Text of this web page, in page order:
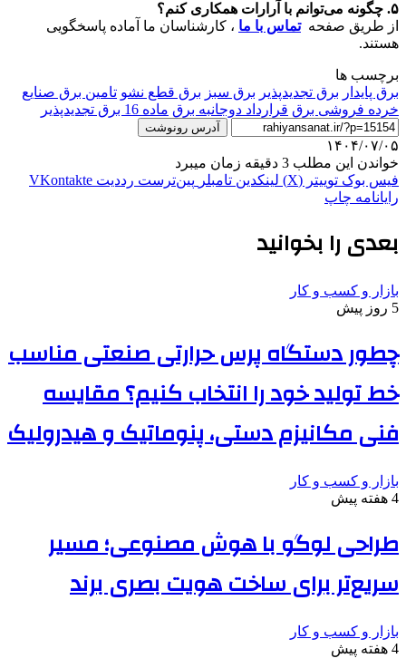
۵. چگونه می‌توانم با آرارات همکاری کنم؟
از طریق صفحه تماس با ما ، کارشناسان ما آماده پاسخگویی
هستند.
برچسب ها
برق پایدار برق تجدیدپذیر برق سبز برق قطع نشو تامین برق صنایع
خرده فروشی برق قرارداد دوجانبه برق ماده 16 برق تجدیدپذیر
آدرس رونوشت
۱۴۰۴/۰۷/۰۵
خواندن این مطلب 3 دقیقه زمان میبرد
فیس بوک توییتر (X) لینکدین ‫تامبلر ‫پین‌ترست ‫رددیت ‫VKontakte
رایانامه چاپ
بعدی را بخوانید
بازار و کسب و کار
5 روز پیش
چطور دستگاه پرس حرارتی صنعتی مناسب
خط تولید خود را انتخاب کنیم؟ مقایسه
فنی مکانیزم دستی، پنوماتیک و هیدرولیک
بازار و کسب و کار
4 هفته پیش
طراحی لوگو با هوش مصنوعی؛ مسیر
سریع‌تر برای ساخت هویت بصری برند
بازار و کسب و کار
4 هفته پیش